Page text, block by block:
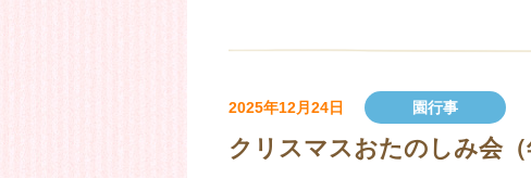
2025年12月24日 園行事
クリスマスおたのしみ会